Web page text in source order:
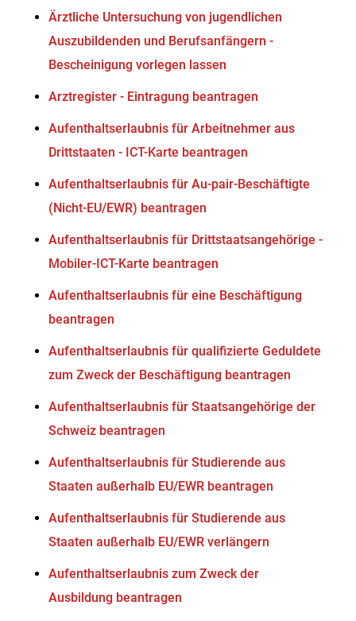
Ärztliche Untersuchung von jugendlichen
Auszubildenden und Berufsanfängern -
Bescheinigung vorlegen lassen
Arztregister - Eintragung beantragen
Aufenthaltserlaubnis für Arbeitnehmer aus
Drittstaaten - ICT-Karte beantragen
Aufenthaltserlaubnis für Au-pair-Beschäftigte
(Nicht-EU/EWR) beantragen
Aufenthaltserlaubnis für Drittstaatsangehörige -
Mobiler-ICT-Karte beantragen
Aufenthaltserlaubnis für eine Beschäftigung
beantragen
Aufenthaltserlaubnis für qualifizierte Geduldete
zum Zweck der Beschäftigung beantragen
Aufenthaltserlaubnis für Staatsangehörige der
Schweiz beantragen
Aufenthaltserlaubnis für Studierende aus
Staaten außerhalb EU/EWR beantragen
Aufenthaltserlaubnis für Studierende aus
Staaten außerhalb EU/EWR verlängern
Aufenthaltserlaubnis zum Zweck der
Ausbildung beantragen